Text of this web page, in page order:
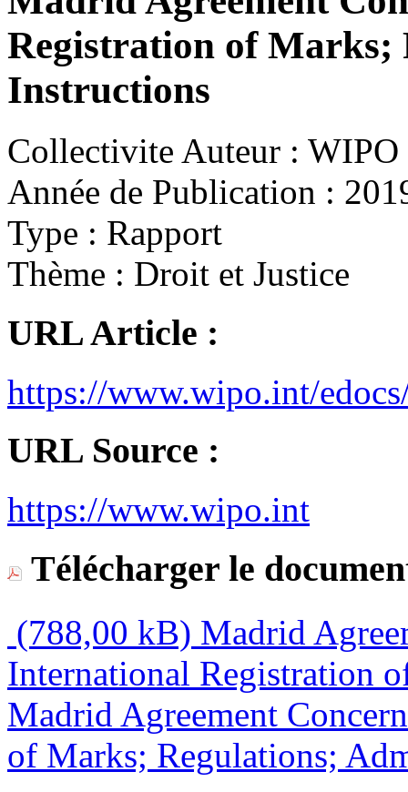
Registration of Marks;
Instructions
Collectivite Auteur : WIPO
Année de Publication :
Type : Rapport
Thème : Droit et Justice
URL Article :
https://www.wipo.int/
URL Source :
https://www.wipo.int
Télécharger le
(788,00 kB) Madrid
International Registration
Madrid Agreement
of Marks; Regulations;